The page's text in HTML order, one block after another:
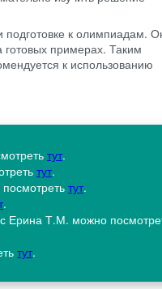
подготовке к олимпиадам.
примерах. Таким
к использованию
тут.
тут.
тут.
.
Ерина Т.М. можно
тут.